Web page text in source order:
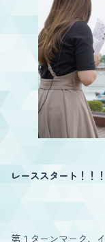
レーススタート！！！
第１ターンマーク、